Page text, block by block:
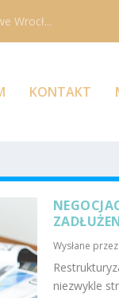
Wrocł...
KONTAKT
Wysłane przez
niezwykle